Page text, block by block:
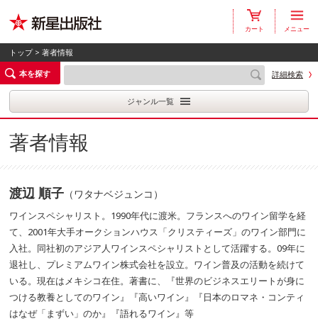
カート メニュー
トップ> 著者情報
本を探す
詳細検索
ジャンル一覧
著者情報
渡辺 順子 （ワタナベジュンコ）
ワインスペシャリスト。1990年代に渡米。フランスへのワイン留学を経
て、2001年大手オークションハウス「クリスティーズ」のワイン部門に
入社。同社初のアジア人ワインスペシャリストとして活躍する。09年に
退社し、プレミアムワイン株式会社を設立。ワイン普及の活動を続けて
いる。現在はメキシコ在住。著書に、『世界のビジネスエリートが身に
つける教養としてのワイン』『高いワイン』『日本のロマネ・コンティ
はなぜ「まずい」のか』『語れるワイン』等